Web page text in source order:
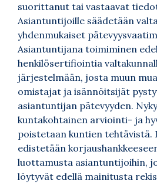
suorittanut tai vastaavat
Asiantuntijoille säädetään
yhdenmukaiset
Asiantuntijana toimiminen
henkilösertifiointia
järjestelmään, josta muun
omistajat ja isännöitsijät
asiantuntijan pätevyyden.
kuntakohtainen arviointi- ja
poistetaan kuntien tehtävistä.
edistetään
luottamusta asiantuntijoihin,
löytyvät edellä mainitusta